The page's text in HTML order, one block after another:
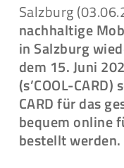
Salzburg
nachhaltige
in Salzburg
dem 15. Juni
(s’COOL-CARD)
CARD für das
bequem online
bestellt werden.